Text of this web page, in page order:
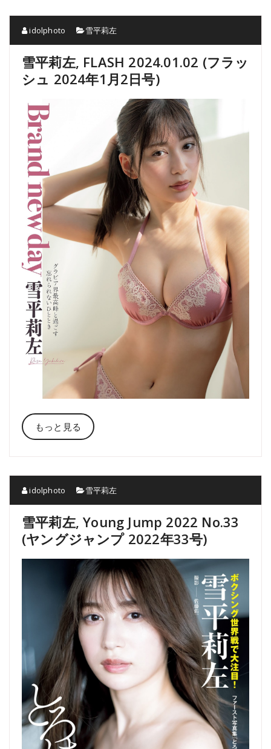
idolphoto 雪平莉左
雪平莉左, FLASH 2024.01.02 (フラッ
シュ 2024年1月2日号)
もっと見る
idolphoto 雪平莉左
雪平莉左, Young Jump 2022 No.33
(ヤングジャンプ 2022年33号)